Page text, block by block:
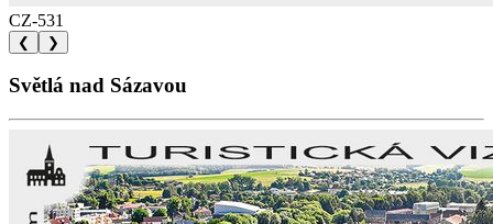
CZ-531
❮ ❯
Světlá nad Sázavou